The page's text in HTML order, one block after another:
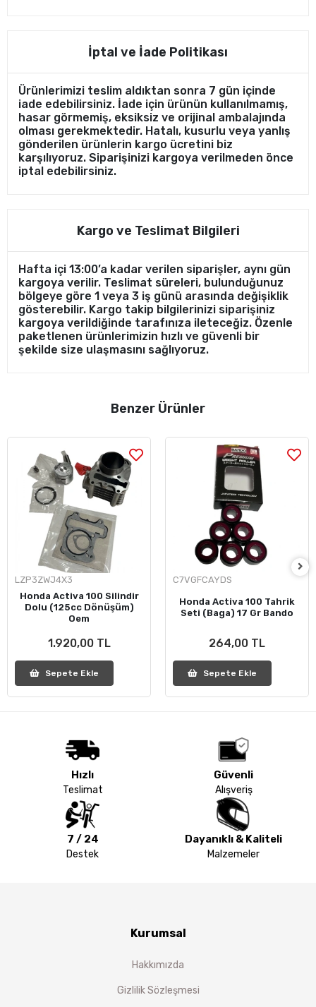
İptal ve İade Politikası
Ürünlerimizi teslim aldıktan sonra 7 gün içinde
iade edebilirsiniz. İade için ürünün kullanılmamış,
hasar görmemiş, eksiksiz ve orijinal ambalajında
olması gerekmektedir. Hatalı, kusurlu veya yanlış
gönderilen ürünlerin kargo ücretini biz
karşılıyoruz. Siparişinizi kargoya verilmeden önce
iptal edebilirsiniz.
Kargo ve Teslimat Bilgileri
Hafta içi 13:00’a kadar verilen siparişler, aynı gün
kargoya verilir. Teslimat süreleri, bulunduğunuz
bölgeye göre 1 veya 3 iş günü arasında değişiklik
gösterebilir. Kargo takip bilgilerinizi siparişiniz
kargoya verildiğinde tarafınıza ileteceğiz. Özenle
paketlenen ürünlerimizin hızlı ve güvenli bir
şekilde size ulaşmasını sağlıyoruz.
Benzer Ürünler
LZP3ZWJ4X3
Honda Activa 100 Silindir
Dolu (125cc Dönüşüm)
Oem
1.920,00 TL
Sepete Ekle
C7VGFCAYDS
Honda Activa 100 Tahrik
Seti (Baga) 17 Gr Bando
264,00 TL
Sepete Ekle
Hızlı
Teslimat
Güvenli
Alışveriş
7 / 24
Destek
Dayanıklı & Kaliteli
Malzemeler
Kurumsal
Hakkımızda
Gizlilik Sözleşmesi